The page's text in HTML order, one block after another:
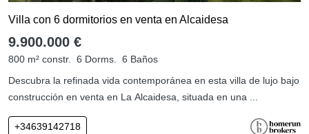
Villa con 6 dormitorios en venta en Alcaidesa
9.900.000 €
800 m² constr. 6 Dorms.
6 Baños
Descubra la refinada vida contemporánea en esta villa de lujo bajo
construcción en venta en La Alcaidesa, situada en una ...
+34639142718